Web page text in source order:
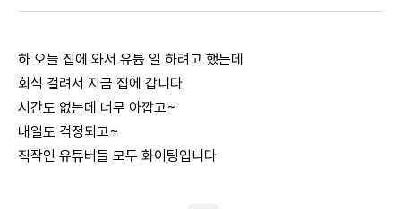
하 오늘 집에 와서 유튭 일 하려고 했는데
회식 걸려서 지금 집에 갑니다
시간도 없는데 너무 아깝고~
내일도 걱정되고~
직작인 유튜버들 모두 화이팅입니다